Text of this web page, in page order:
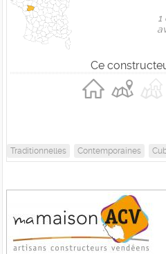
Ce
Traditionnelles Contemporaines